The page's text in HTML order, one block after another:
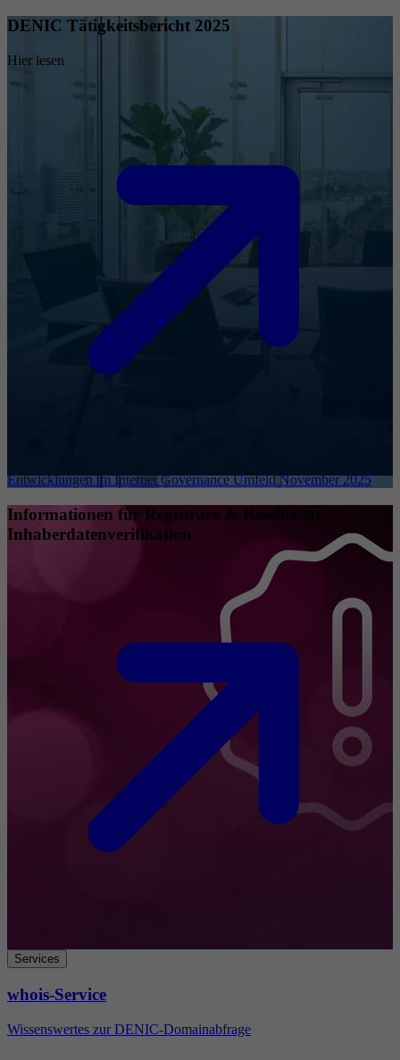
DENIC Tätigkeitsbericht 2025
Hier lesen
Entwicklungen im Internet Governance Umfeld November 2025
Informationen für Registrare & Reseller zu
Inhaberdatenverifikation
Services
whois-Service
Wissenswertes zur DENIC-Domainabfrage